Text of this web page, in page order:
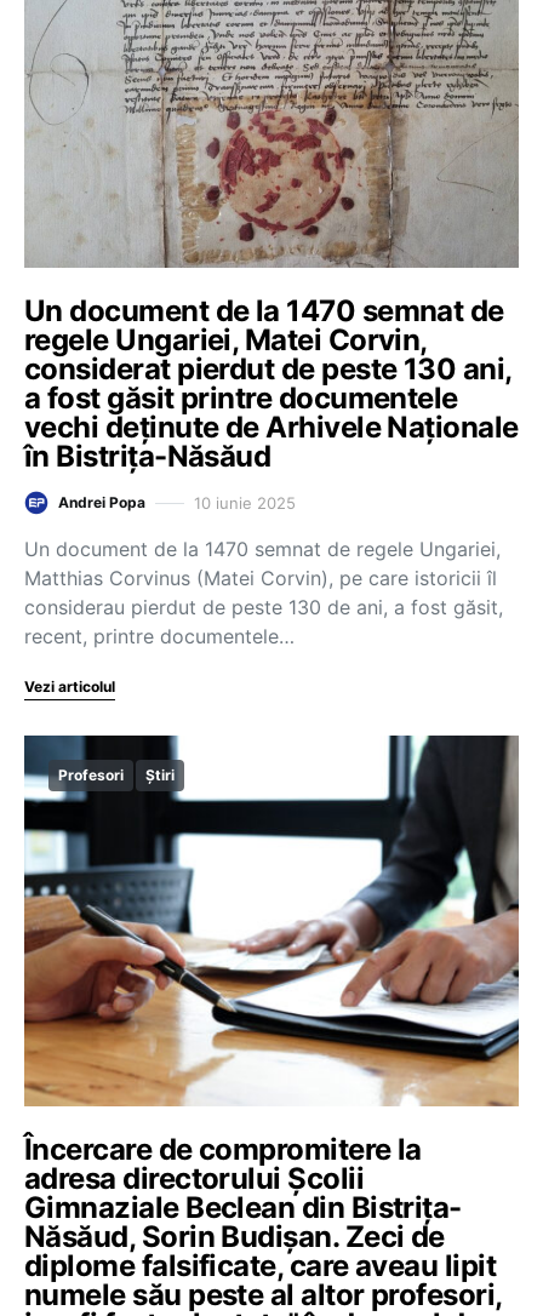
Un document de la 1470 semnat de
regele Ungariei, Matei Corvin,
considerat pierdut de peste 130 ani,
a fost găsit printre documentele
vechi deținute de Arhivele Naționale
în Bistrița-Năsăud
Andrei Popa 10 iunie 2025
Un document de la 1470 semnat de regele Ungariei,
Matthias Corvinus (Matei Corvin), pe care istoricii îl
considerau pierdut de peste 130 de ani, a fost găsit,
recent, printre documentele…
Vezi articolul
Profesori Știri
Încercare de compromitere la
adresa directorului Școlii
Gimnaziale Beclean din Bistrița-
Năsăud, Sorin Budișan. Zeci de
diplome falsificate, care aveau lipit
numele său peste al altor profesori,